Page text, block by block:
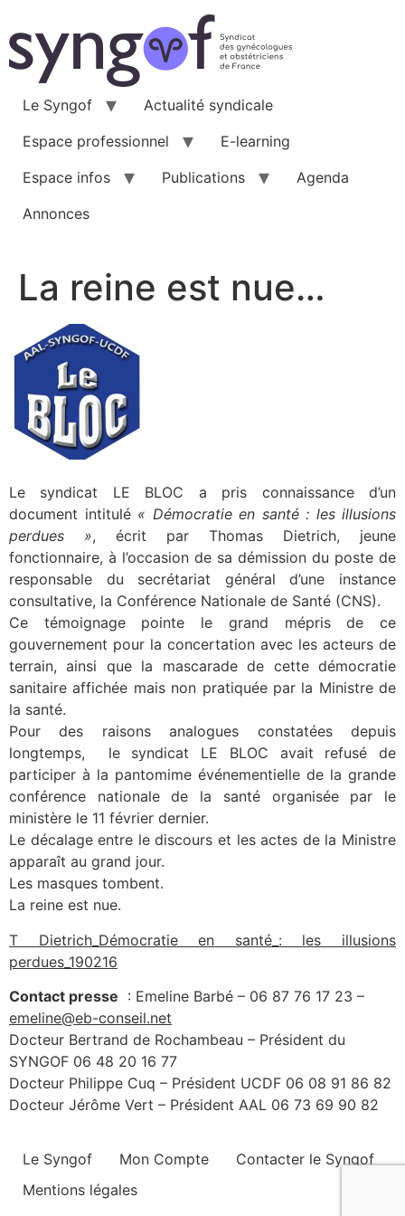
au
contenu
Le Syngof
Actualité syndicale
Espace professionnel
E-learning
Espace infos
Publications
Agenda
Annonces
La reine est nue…
Le syndicat LE BLOC a pris connaissance d’un
document intitulé « Démocratie en santé : les illusions
perdues », écrit par Thomas Dietrich, jeune
fonctionnaire, à l’occasion de sa démission du poste de
responsable du secrétariat général d’une instance
consultative, la Conférence Nationale de Santé (CNS).
Ce témoignage pointe le grand mépris de ce
gouvernement pour la concertation avec les acteurs de
terrain, ainsi que la mascarade de cette démocratie
sanitaire affichée mais non pratiquée par la Ministre de
la santé.
Pour des raisons analogues constatées depuis
longtemps, le syndicat LE BLOC avait refusé de
participer à la pantomime événementielle de la grande
conférence nationale de la santé organisée par le
ministère le 11 février dernier.
Le décalage entre le discours et les actes de la Ministre
apparaît au grand jour.
Les masques tombent.
La reine est nue.
T Dietrich_Démocratie en santé_: les illusions
perdues_190216
Contact presse : Emeline Barbé – 06 87 76 17 23 –
emeline@eb-conseil.net
Docteur Bertrand de Rochambeau – Président du
SYNGOF 06 48 20 16 77
Docteur Philippe Cuq – Président UCDF 06 08 91 86 82
Docteur Jérôme Vert – Président AAL 06 73 69 90 82
Le Syngof Mon Compte
Contacter le Syngof
Mentions légales